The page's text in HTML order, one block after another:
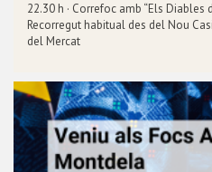
22.30 h · Correfoc amb “Els Diables
Recorregut habitual des del Nou
del Mercat